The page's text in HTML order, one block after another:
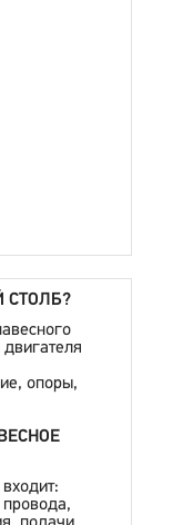
СТОЛБ?
опоры,
провода,